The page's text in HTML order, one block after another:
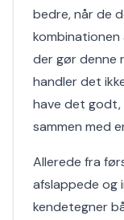
bedre, når de
der gør denne
handler det
have det
sammen med
Allerede fra
afslappede og
kendetegner